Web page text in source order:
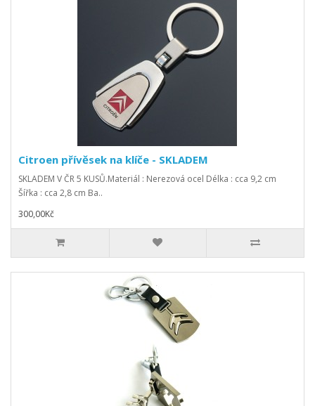
Citroen přívěsek na klíče - SKLADEM
SKLADEM V ČR 5 KUSŮ.Materiál : Nerezová ocel Délka : cca 9,2 cm
Šířka : cca 2,8 cm Ba..
300,00Kč